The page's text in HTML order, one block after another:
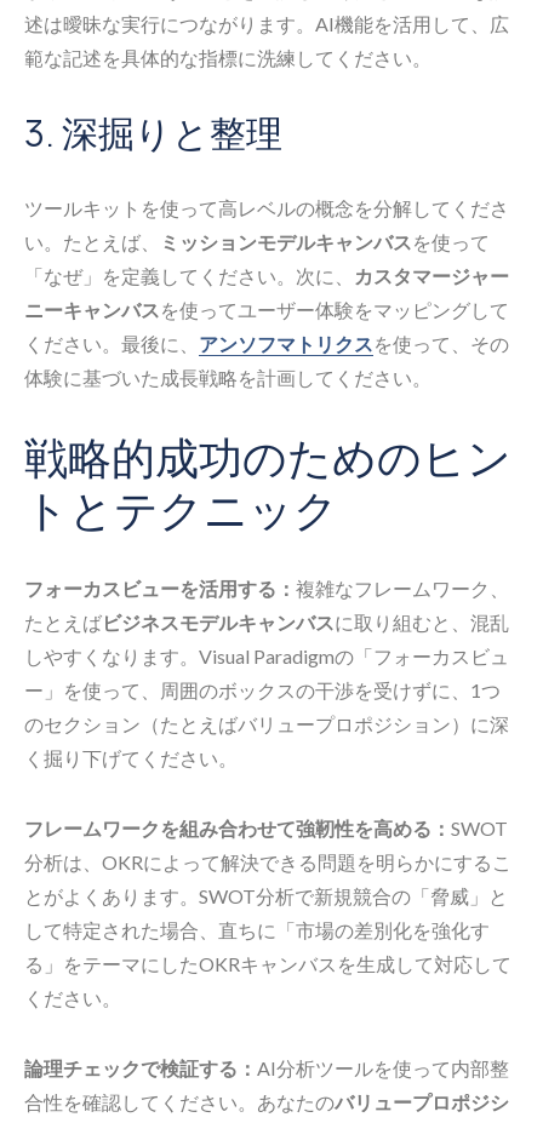
述は曖昧な実行につながります。AI機能を活用して、広
範な記述を具体的な指標に洗練してください。
3. 深掘りと整理
ツールキットを使って高レベルの概念を分解してくださ
い。たとえば、
ミッションモデルキャンバス を使って
「なぜ」を定義してください。次に、
カスタマージャー
ニーキャンバス を使ってユーザー体験をマッピングして
ください。最後に、 アンソフマトリクスを使って、その
体験に基づいた成長戦略を計画してください。
戦略的成功のためのヒン
トとテクニック
フォーカスビューを活用する： 複雑なフレームワーク、
たとえばビジネスモデルキャンバスに取り組むと、混乱
しやすくなります。Visual Paradigmの「フォーカスビュ
ー」を使って、周囲のボックスの干渉を受けずに、1つ
のセクション（たとえばバリュープロポジション）に深
く掘り下げてください。
フレームワークを組み合わせて強靭性を高める： SWOT
分析は、OKRによって解決できる問題を明らかにするこ
とがよくあります。SWOT分析で新規競合の「脅威」と
して特定された場合、直ちに「市場の差別化を強化す
る」をテーマにしたOKRキャンバスを生成して対応して
ください。
論理チェックで検証する： AI分析ツールを使って内部整
合性を確認してください。あなたのバリュープロポジシ